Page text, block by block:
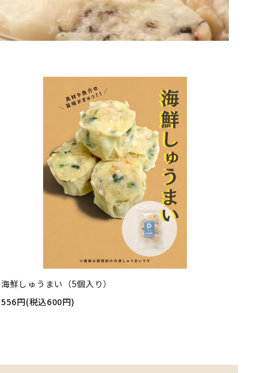
海鮮しゅうまい（5個入り）
556円(税込600円)